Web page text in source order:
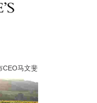
CEO马文斐